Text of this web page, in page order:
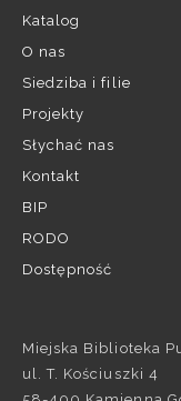
Katalog
O nas
Siedziba i filie
Projekty
Słychać nas
Kontakt
BIP
RODO
Dostępność
Miejska Biblioteka
ul. T. Kościuszki 4